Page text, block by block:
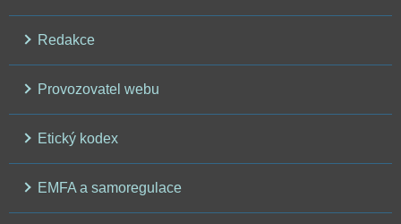
Redakce
Provozovatel webu
Etický kodex
EMFA a samoregulace